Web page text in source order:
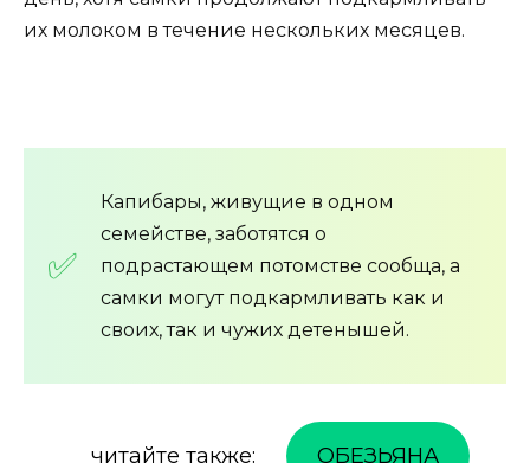
их молоком в течение нескольких месяцев.
Капибары, живущие в одном
семействе, заботятся о
подрастающем потомстве сообща, а
самки могут подкармливать как и
своих, так и чужих детенышей.
читайте также: ОБЕЗЬЯНА